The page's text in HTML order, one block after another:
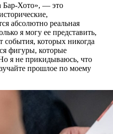
Бар-Хото», — это
абсолютно реальная
я могу ее представить,
события, которых никогда
фигуры, которые
я не прикидываюсь, что
прошлое по моему